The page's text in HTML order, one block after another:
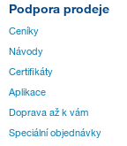
Podpora prodeje
Ceníky
Návody
Certifikáty
Aplikace
Doprava až k vám
Speciální objednávky